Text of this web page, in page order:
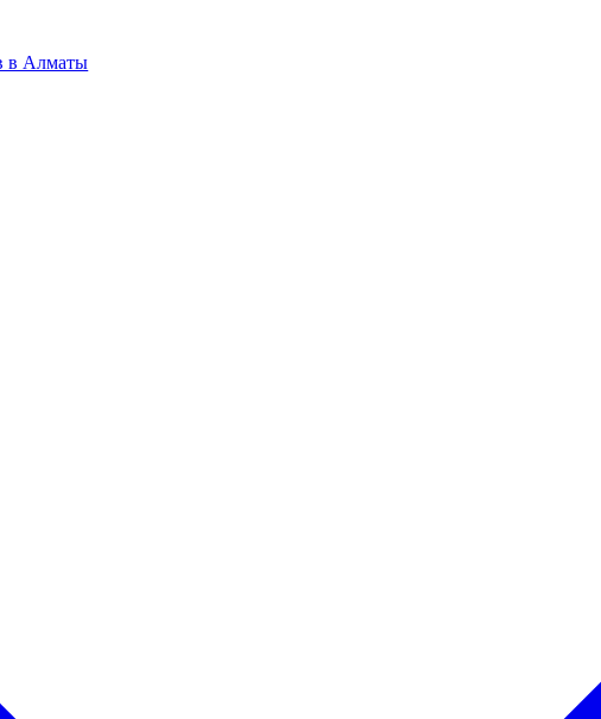
в Алматы